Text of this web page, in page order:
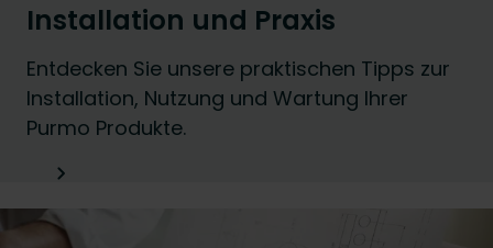
Installation und Praxis
Entdecken Sie unsere praktischen Tipps zur
Installation, Nutzung und Wartung Ihrer
Purmo Produkte.